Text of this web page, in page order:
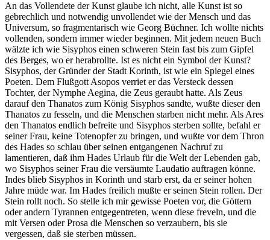
An das Vollendete der Kunst glaube ich nicht, alle Kunst ist so
gebrechlich und notwendig unvollendet wie der Mensch und das
Universum, so fragmentarisch wie Georg Büchner. Ich wollte nichts
vollenden, sondern immer wieder beginnen. Mit jedem neuen Buch
wälzte ich wie Sisyphos einen schweren Stein fast bis zum Gipfel
des Berges, wo er herabrollte. Ist es nicht ein Symbol der Kunst?
Sisyphos, der Gründer der Stadt Korinth, ist wie ein Spiegel eines
Poeten. Dem Flußgott Asopos verriet er das Versteck dessen
Tochter, der Nymphe Aegina, die Zeus geraubt hatte. Als Zeus
darauf den Thanatos zum König Sisyphos sandte, wußte dieser den
Thanatos zu fesseln, und die Menschen starben nicht mehr. Als Ares
den Thanatos endlich befreite und Sisyphos sterben sollte, befahl er
seiner Frau, keine Totenopfer zu bringen, und wußte vor dem Thron
des Hades so schlau über seinen entgangenen Nachruf zu
lamentieren, daß ihm Hades Urlaub für die Welt der Lebenden gab,
wo Sisyphos seiner Frau die versäumte Laudatio auftragen könne.
Indes blieb Sisyphos in Korinth und starb erst, da er seiner hohen
Jahre müde war. Im Hades freilich mußte er seinen Stein rollen. Der
Stein rollt noch. So stelle ich mir gewisse Poeten vor, die Göttern
oder andern Tyrannen entgegentreten, wenn diese freveln, und die
mit Versen oder Prosa die Menschen so verzaubern, bis sie
vergessen, daß sie sterben müssen.